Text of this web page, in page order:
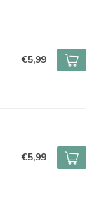
€5,99
€5,99